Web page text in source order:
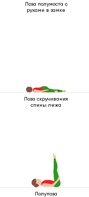
Поза полумоста с
руками в замке
Поза скручивания
спины лежа
Полупоза